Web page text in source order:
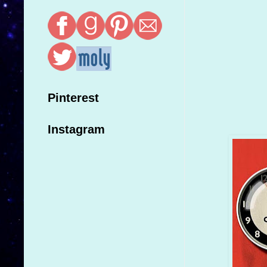
Pinterest
Instagram